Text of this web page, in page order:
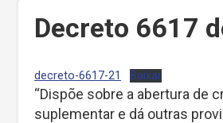
Decreto 6617
decreto-6617-21 Baixar
“Dispõe sobre a abertura de
suplementar e dá outras